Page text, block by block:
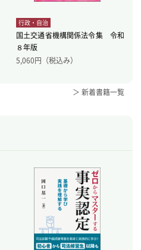
行政・自治
国土交通省機構関係法令集 令和
８年版
5,060円（税込み）
＞ 新着書籍一覧